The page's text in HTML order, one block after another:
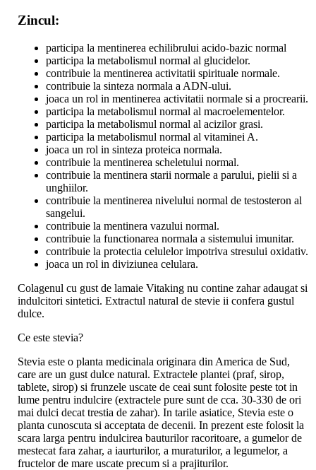
Zincul:
participa la mentinerea echilibrului acido-bazic normal
participa la metabolismul normal al glucidelor.
contribuie la mentinerea activitatii spirituale normale.
contribuie la sinteza normala a ADN-ului.
joaca un rol in mentinerea activitatii normale si a procrearii.
participa la metabolismul normal al macroelementelor.
participa la metabolismul normal al acizilor grasi.
participa la metabolismul normal al vitaminei A.
joaca un rol in sinteza proteica normala.
contribuie la mentinerea scheletului normal.
contribuie la mentinera starii normale a parului, pielii si a
unghiilor.
contribuie la mentinerea nivelului normal de testosteron al
sangelui.
contribuie la mentinera vazului normal.
contribuie la functionarea normala a sistemului imunitar.
contribuie la protectia celulelor impotriva stresului oxidativ.
joaca un rol in diviziunea celulara.
Colagenul cu gust de lamaie Vitaking nu contine zahar adaugat si
indulcitori sintetici. Extractul natural de stevie ii confera gustul
dulce.
Ce este stevia?
Stevia este o planta medicinala originara din America de Sud,
care are un gust dulce natural. Extractele plantei (praf, sirop,
tablete, sirop) si frunzele uscate de ceai sunt folosite peste tot in
lume pentru indulcire (extractele pure sunt de cca. 30-330 de ori
mai dulci decat trestia de zahar). In tarile asiatice, Stevia este o
planta cunoscuta si acceptata de decenii. In prezent este folosit la
scara larga pentru indulcirea bauturilor racoritoare, a gumelor de
mestecat fara zahar, a iaurturilor, a muraturilor, a legumelor, a
fructelor de mare uscate precum si a prajiturilor.